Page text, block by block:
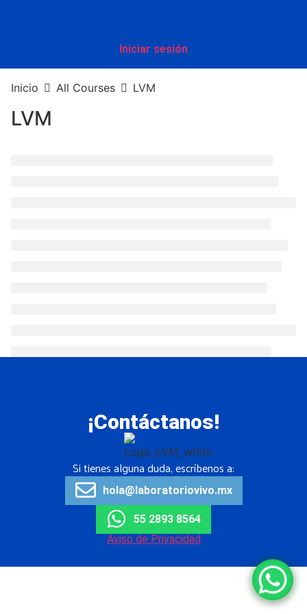
Iniciar sesión
Inicio All Courses LVM
LVM
¡Contáctanos!
Si tienes alguna duda, escríbenos a:
hola@laboratoriovivo.mx
55 2893 8564
Aviso de Privacidad